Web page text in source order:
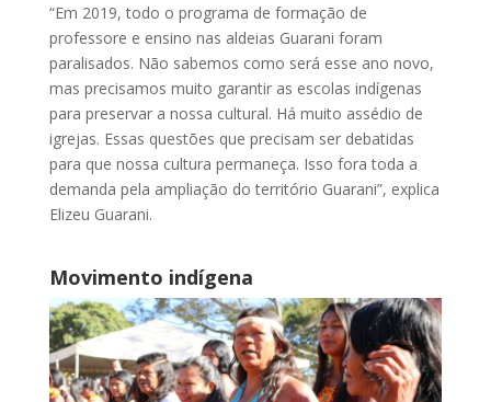
“Em 2019, todo o programa de formação de
professore e ensino nas aldeias Guarani foram
paralisados. Não sabemos como será esse ano novo,
mas precisamos muito garantir as escolas indígenas
para preservar a nossa cultural. Há muito assédio de
igrejas. Essas questões que precisam ser debatidas
para que nossa cultura permaneça. Isso fora toda a
demanda pela ampliação do território Guarani”, explica
Elizeu Guarani.
Movimento indígena